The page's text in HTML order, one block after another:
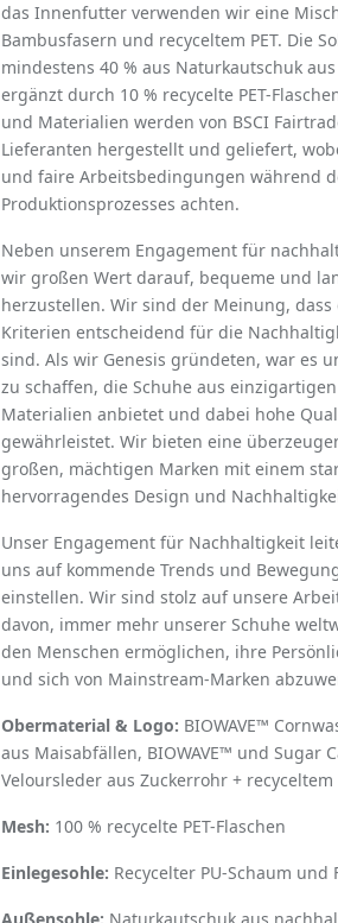
das Innenfutter verwenden wir eine
Bambusfasern und recyceltem PET. Die
mindestens 40 % aus Naturkautschuk
ergänzt durch 10 % recycelte PET-
und Materialien werden von BSCI
Lieferanten hergestellt und geliefert,
und faire Arbeitsbedingungen während
Produktionsprozesses achten.
Neben unserem Engagement für
wir großen Wert darauf, bequeme und
herzustellen. Wir sind der Meinung, dass
Kriterien entscheidend für die
sind. Als wir Genesis gründeten, war es
zu schaﬀen, die Schuhe aus
Materialien anbietet und dabei hohe
gewährleistet. Wir bieten eine
großen, mächtigen Marken mit einem
hervorragendes Design und
Unser Engagement für Nachhaltigkeit
uns auf kommende Trends und
einstellen. Wir sind stolz auf unsere
davon, immer mehr unserer Schuhe
den Menschen ermöglichen, ihre
und sich von Mainstream-Marken
Obermaterial & Logo: BIOWAVE™
aus Maisabfällen, BIOWAVE™ und Sugar
Veloursleder aus Zuckerrohr + recyceltem
Mesh: 100 % recycelte PET-Flaschen
Einlegesohle: Recycelter PU-Schaum und